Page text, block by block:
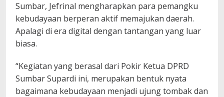
Sumbar, Jefrinal mengharapkan para pemangku
kebudayaan berperan aktif memajukan daerah.
Apalagi di era digital dengan tantangan yang luar
biasa.
“Kegiatan yang berasal dari Pokir Ketua DPRD
Sumbar Supardi ini, merupakan bentuk nyata
bagaimana kebudayaan menjadi ujung tombak dan